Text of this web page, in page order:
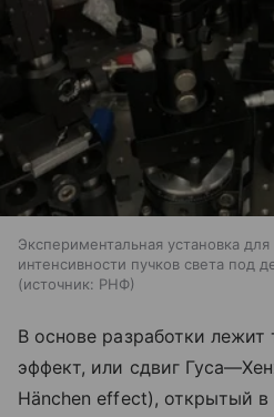
Экспериментальная установка
интенсивности пучков света под
источник: РНФ
В основе разработки
эффект, или сдвиг
Hänchen effect), открытый